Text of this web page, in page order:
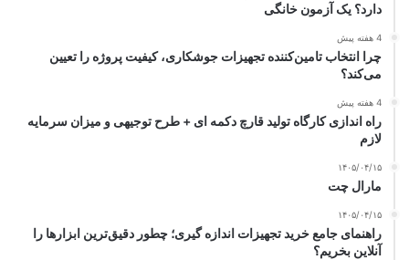
دارد؟ یک آزمون خانگی
4 هفته پیش
چرا انتخاب تامین‌کننده تجهیزات جوشکاری، کیفیت پروژه را تعیین
می‌کند؟
4 هفته پیش
راه اندازی کارگاه تولید قارچ دکمه ای + طرح توجیهی و میزان سرمایه
لازم
۱۴۰۵/۰۴/۱۵
مارال چت
۱۴۰۵/۰۴/۱۵
راهنمای جامع خرید تجهیزات اندازه گیری؛ چطور دقیق‌ترین ابزارها را
آنلاین بخریم؟